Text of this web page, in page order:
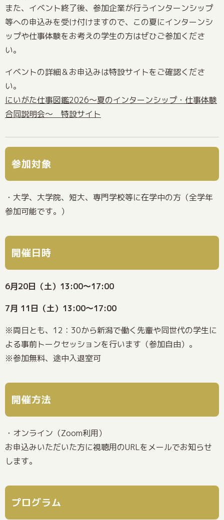
また、イベント終了後、参加企業が行うインターンシップ
等への申込みを受け付けますので、この夏にインターンシ
ップや仕事体験をお考えの学生の方はぜひご参加くださ
い。
イベントの詳細＆お申込みは特設サイトをご確認くださ
い。
にいがた仕事図鑑2026～夏のインターンシップ・仕事体験
合同説明会～ 特設サイト
参加対象
・大学、大学院、短大、専門学校等に在学中の方（全学年
参加可能です。）
開催日時
6月20日（土）13:00～17:00
7月 11日（土）13:00～17:00
※両日とも、12：30から新潟で働く先輩や同世代の学生に
よる事前トークセッションを行います（参加自由）。
※参加無料、途中入退室可
開催方法
・オンライン（Zoom利用）
お申込みいただいた方に視聴用のURLをメールでお知らせ
します。
プログラム